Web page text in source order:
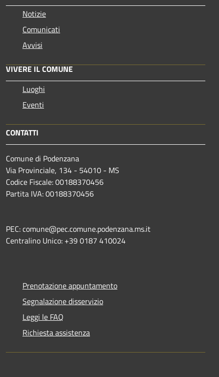
Notizie
Comunicati
Avvisi
VIVERE IL COMUNE
Luoghi
Eventi
CONTATTI
Comune di Podenzana
Via Provinciale, 134 - 54010 - MS
Codice Fiscale: 00188370456
Partita IVA: 00188370456
PEC: comune@pec.comune.podenzana.ms.it
Centralino Unico: +39 0187 410024
Prenotazione appuntamento
Segnalazione disservizio
Leggi le FAQ
Richiesta assistenza